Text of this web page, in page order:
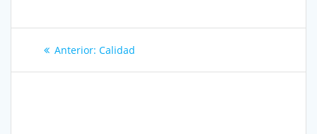
Navegación
de
Anterior: Entrada
Calidad